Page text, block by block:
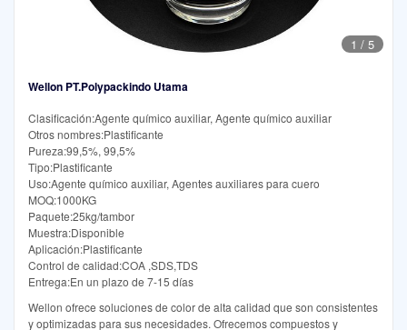
1 / 5
Wellon PT.Polypackindo Utama
Clasificación:Agente químico auxiliar, Agente químico auxiliar
Otros nombres:Plastificante
Pureza:99,5%, 99,5%
Tipo:Plastificante
Uso:Agente químico auxiliar, Agentes auxiliares para cuero
MOQ:1000KG
Paquete:25kg/tambor
Muestra:Disponible
Aplicación:Plastificante
Control de calidad:COA ,SDS,TDS
Entrega:En un plazo de 7-15 días
Wellon ofrece soluciones de color de alta calidad que son consistentes
y optimizadas para sus necesidades. Ofrecemos compuestos y